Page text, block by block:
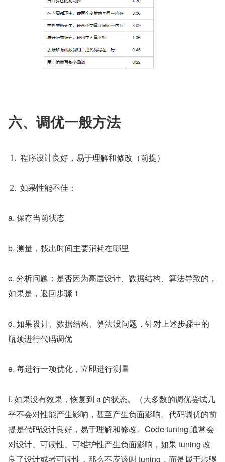
六、调优一般方法
程序设计良好，易于理解和修改（前提）
如果性能不佳：
a. 保存当前状态
b. 测量，找出时间主要消耗在哪里
c. 分析问题：是否因为高层设计、数据结构、算法导致的，
如果是，返回步骤 1
d. 如果设计、数据结构、算法没问题，针对上述步骤中的
瓶颈进行代码调优
e. 每进行一项优化，立即进行测量
f. 如果没有效果，恢复到 a 的状态。（大多数的调优尝试几
乎不会对性能产生影响，甚至产生负面影响。代码调优的前
提是代码设计良好，易于理解和修改。Code tuning 通常会
对设计、可读性、可维护性产生负面影响，如果 tuning 改
良了设计或者可读性，那么不应该叫 tuning，而是属于步骤